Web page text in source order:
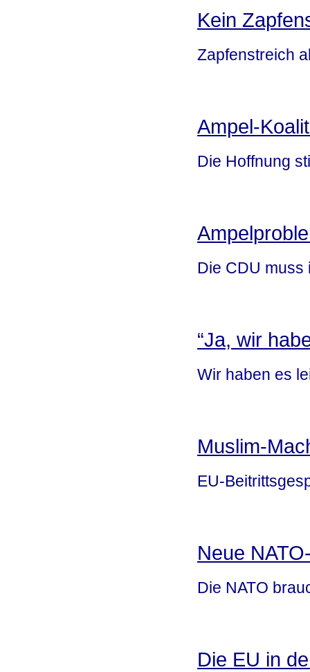
Kein
Zapfenstreich
Ampel-
Die Hoffnung
Die CDU muss
“Ja, wir
Wir haben es
Muslim-
EU-
Neue
Die NATO
Die EU in